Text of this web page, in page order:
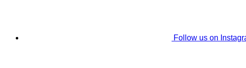
Follow us on